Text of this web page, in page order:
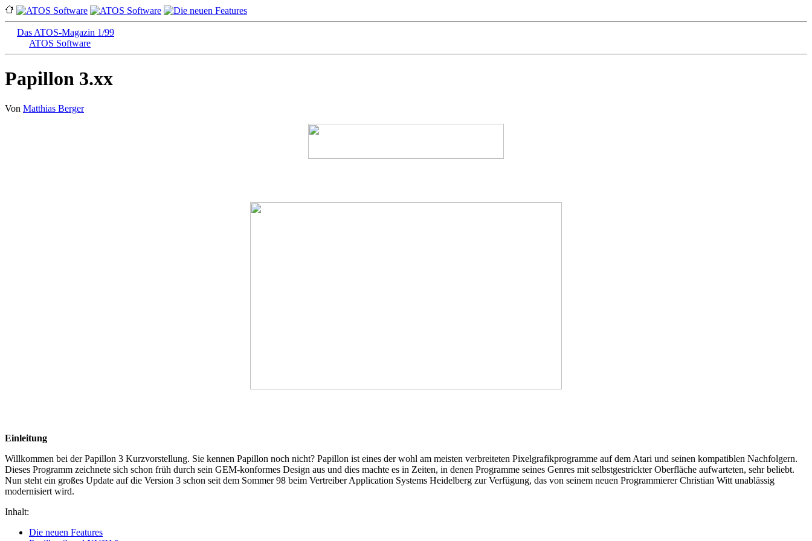
Das ATOS-Magazin 1/99
ATOS Software
Papillon 3.xx
Von Matthias Berger
Einleitung
Willkommen bei der Papillon 3 Kurzvorstellung. Sie kennen Papillon noch nicht? Papillon ist eines der wohl am meisten verbreiteten Pixelgrafikprogramme auf dem Atari und seinen kompatiblen Nachfolgern.
Dieses Programm zeichnete sich schon früh durch sein GEM-konformes Design aus und dies machte es in Zeiten, in denen Programme seines Genres mit selbstgestrickter Oberfläche aufwarteten, sehr beliebt.
Nun steht ein großes Update auf die Version 3 schon seit dem Sommer 98 beim Vertreiber Application Systems Heidelberg zur Verfügung, das von seinem neuen Programmierer Christian Witt unablässig
modernisiert wird.
Inhalt:
Die neuen Features